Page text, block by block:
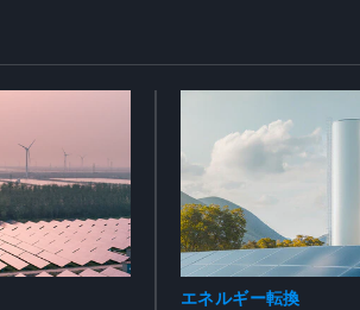
エネルギー転換